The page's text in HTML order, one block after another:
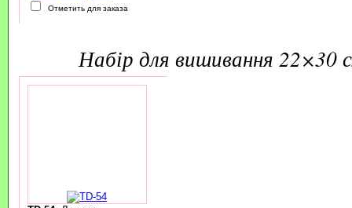
Отметить для заказа
набір для вишивання